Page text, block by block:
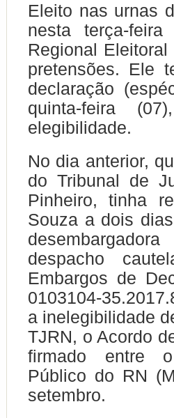
Eleito nas urnas
nesta terça-
Regional
pretensões. Ele
declaração
quinta-feira
elegibilidade.
No dia anterior,
do Tribunal de
Pinheiro, tinha
Souza a dois
despacho
Embargos de
0103104-
a inelegibilidade
TJRN, o Acordo
firmado entre
Público do RN
setembro.